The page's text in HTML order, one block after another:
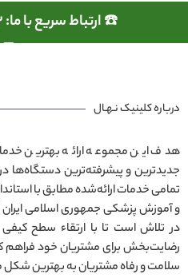
☎️ ارتباط سریع با ما: 2072 - 346 - 0911
درباره کلینیک نـهـال
هدف این مجموعه ارائه بهترین
جدیدترین و پیشرفته‌ترین
و آموزش پزشکی جمهوری اسلامی
در تلاش است تا با ارتقاء سطح
رضایت‌بخش برای مشتریان خود فراهم
سلامت و رفاه مشتریان به بهترین